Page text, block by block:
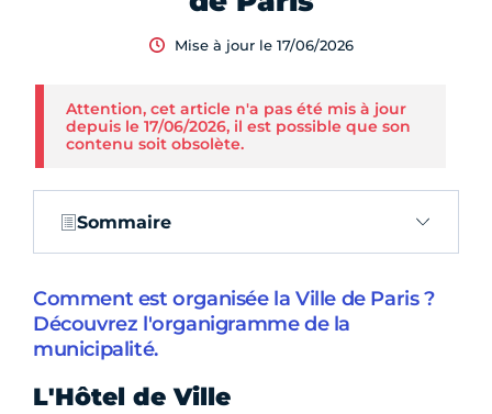
Mise à jour le 17/06/2026
Attention, cet article n'a pas été mis à jour
depuis le 17/06/2026, il est possible que son
contenu soit obsolète.
Sommaire
Comment est organisée la Ville de Paris ?
Découvrez l'organigramme de la
municipalité.
L'Hôtel de Ville